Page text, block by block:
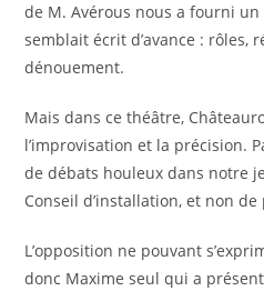
de M. Avérous nous a fourni
semblait écrit d’avance : rôles,
dénouement.
Mais dans ce théâtre,
l’improvisation et la précision.
de débats houleux dans notre
Conseil d’installation, et non
L’opposition ne pouvant
donc Maxime seul qui a